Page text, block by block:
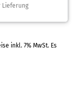
Lieferung
Es